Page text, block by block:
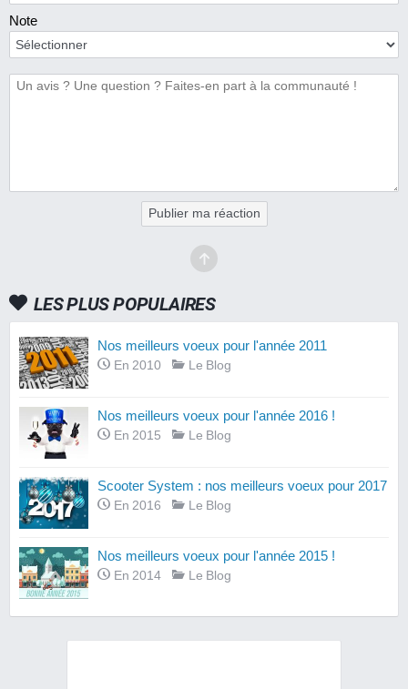
Note
Publier ma réaction
LES PLUS POPULAIRES
Nos meilleurs voeux pour l'année 2011
En 2010 Le Blog
Nos meilleurs voeux pour l'année 2016 !
En 2015 Le Blog
Scooter System : nos meilleurs voeux pour 2017
En 2016 Le Blog
Nos meilleurs voeux pour l'année 2015 !
En 2014 Le Blog